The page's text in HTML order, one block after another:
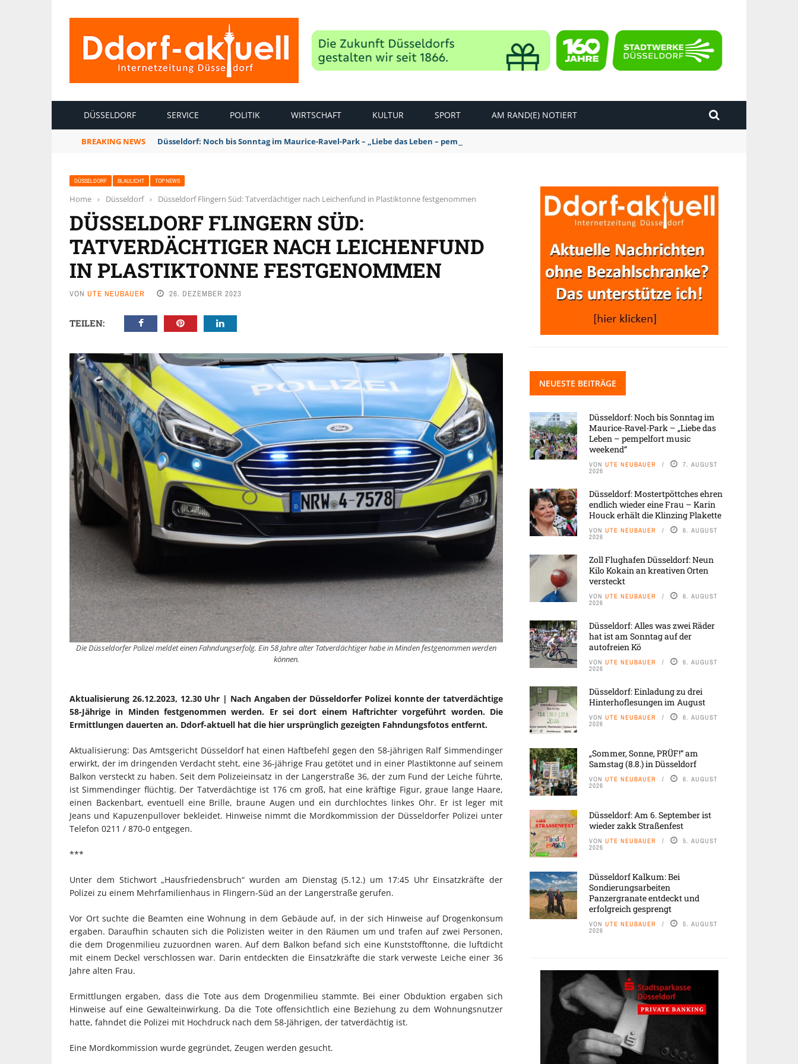
DÜSSELDORF SERVICE POLITIK WIRTSCHAFT KULTUR SPORT AM RAND(E) NOTIERT
BREAKING NEWS Düsseldorf: Noch bis Sonntag im Maurice-Ravel-Park – „Liebe das Leben – pempelfort music weekend“
DÜSSELDORF BLAULICHT TOP NEWS
Home › Düsseldorf › Düsseldorf Flingern Süd: Tatverdächtiger nach Leichenfund in Plastiktonne festgenommen
DÜSSELDORF FLINGERN SÜD:
TATVERDÄCHTIGER NACH LEICHENFUND
IN PLASTIKTONNE FESTGENOMMEN
VON UTE NEUBAUER 26. DEZEMBER 2023
TEILEN:
Die Düsseldorfer Polizei meldet einen Fahndungserfolg. Ein 58 Jahre alter Tatverdächtiger habe in Minden festgenommen werden
können.
Aktualisierung 26.12.2023, 12.30 Uhr | Nach Angaben der Düsseldorfer Polizei konnte der tatverdächtige
58-Jährige in Minden festgenommen werden. Er sei dort einem Haftrichter vorgeführt worden. Die
Ermittlungen dauerten an. Ddorf-aktuell hat die hier ursprünglich gezeigten Fahndungsfotos entfernt.
Aktualisierung: Das Amtsgericht Düsseldorf hat einen Haftbefehl gegen den 58-jährigen Ralf Simmendinger
erwirkt, der im dringenden Verdacht steht, eine 36-jährige Frau getötet und in einer Plastiktonne auf seinem
Balkon versteckt zu haben. Seit dem Polizeieinsatz in der Langerstraße 36, der zum Fund der Leiche führte,
ist Simmendinger flüchtig. Der Tatverdächtige ist 176 cm groß, hat eine kräftige Figur, graue lange Haare,
einen Backenbart, eventuell eine Brille, braune Augen und ein durchlochtes linkes Ohr. Er ist leger mit
Jeans und Kapuzenpullover bekleidet. Hinweise nimmt die Mordkommission der Düsseldorfer Polizei unter
Telefon 0211 / 870-0 entgegen.
***
Unter dem Stichwort „Hausfriedensbruch“ wurden am Dienstag (5.12.) um 17:45 Uhr Einsatzkräfte der
Polizei zu einem Mehrfamilienhaus in Flingern-Süd an der Langerstraße gerufen.
Vor Ort suchte die Beamten eine Wohnung in dem Gebäude auf, in der sich Hinweise auf Drogenkonsum
ergaben. Daraufhin schauten sich die Polizisten weiter in den Räumen um und trafen auf zwei Personen,
die dem Drogenmilieu zuzuordnen waren. Auf dem Balkon befand sich eine Kunststofftonne, die luftdicht
mit einem Deckel verschlossen war. Darin entdeckten die Einsatzkräfte die stark verweste Leiche einer 36
Jahre alten Frau.
Ermittlungen ergaben, dass die Tote aus dem Drogenmilieu stammte. Bei einer Obduktion ergaben sich
Hinweise auf eine Gewalteinwirkung. Da die Tote offensichtlich eine Beziehung zu dem Wohnungsnutzer
hatte, fahndet die Polizei mit Hochdruck nach dem 58-Jährigen, der tatverdächtig ist.
Eine Mordkommission wurde gegründet, Zeugen werden gesucht.
NEUESTE BEITRÄGE
Düsseldorf: Noch bis Sonntag im
Maurice-Ravel-Park – „Liebe das
Leben – pempelfort music
weekend“
VON UTE NEUBAUER 7. AUGUST
2026
Düsseldorf: Mostertpöttches ehren
endlich wieder eine Frau – Karin
Houck erhält die Klinzing Plakette
VON UTE NEUBAUER 6. AUGUST
2026
Zoll Flughafen Düsseldorf: Neun
Kilo Kokain an kreativen Orten
versteckt
VON UTE NEUBAUER 6. AUGUST
2026
Düsseldorf: Alles was zwei Räder
hat ist am Sonntag auf der
autofreien Kö
VON UTE NEUBAUER 6. AUGUST
2026
Düsseldorf: Einladung zu drei
Hinterhoflesungen im August
VON UTE NEUBAUER 6. AUGUST
2026
„Sommer, Sonne, PRÜF!“ am
Samstag (8.8.) in Düsseldorf
VON UTE NEUBAUER 6. AUGUST
2026
Düsseldorf: Am 6. September ist
wieder zakk Straßenfest
VON UTE NEUBAUER 5. AUGUST
2026
Düsseldorf Kalkum: Bei
Sondierungsarbeiten
Panzergranate entdeckt und
erfolgreich gesprengt
VON UTE NEUBAUER 5. AUGUST
2026